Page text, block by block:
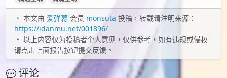
本文由爱弹幕会员monsuta投稿，转载请注明来源：
https://idanmu.net/001896/
以上内容仅为投稿者个人意见，仅供参考，如有违规或侵权
请点击上面报告按钮提交反馈。
评论